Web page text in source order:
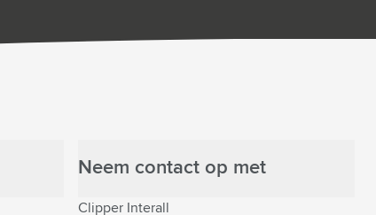
Neem contact op met
Clipper Interall